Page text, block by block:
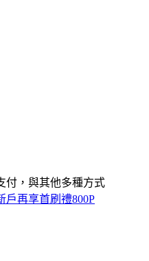
付，與其他多種方式
戶再享首刷禮800P